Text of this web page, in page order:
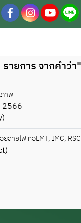
ายการ จากคำว่
าพ
2566
ยสายไฟ ท่อEMT, IMC, RSC